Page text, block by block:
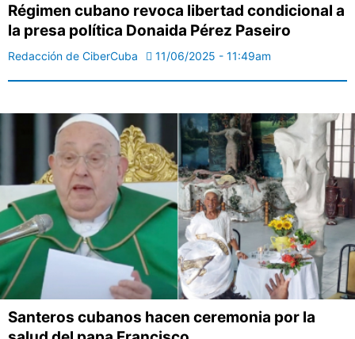
Régimen cubano revoca libertad condicional a
la presa política Donaida Pérez Paseiro
Redacción de CiberCuba 11/06/2025 - 11:49am
Santeros cubanos hacen ceremonia por la